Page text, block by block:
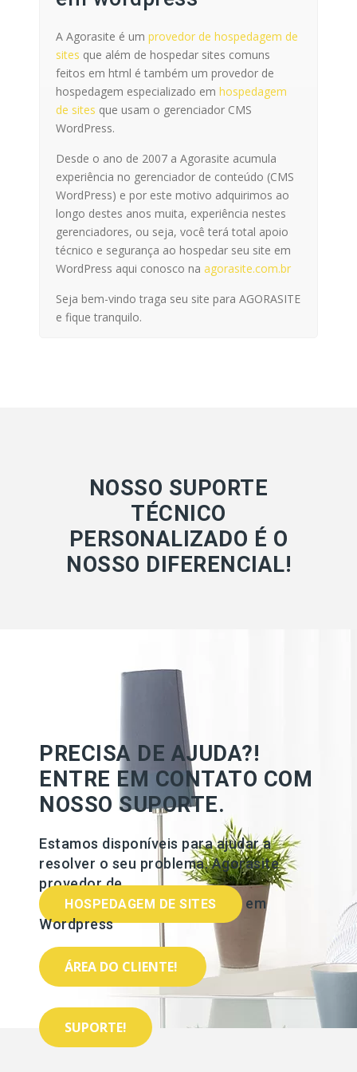
A Agorasite é um provedor de hospedagem de
sites que além de hospedar sites comuns
feitos em html é também um provedor de
hospedagem especializado em hospedagem
de sites que usam o gerenciador CMS
WordPress.
Desde o ano de 2007 a Agorasite acumula
experiência no gerenciador de conteúdo (CMS
WordPress) e por este motivo adquirimos ao
longo destes anos muita, experiência nestes
gerenciadores, ou seja, você terá total apoio
técnico e segurança ao hospedar seu site em
WordPress aqui conosco na agorasite.com.br
Seja bem-vindo traga seu site para AGORASITE
e fique tranquilo.
NOSSO SUPORTE
TÉCNICO
PERSONALIZADO É O
NOSSO DIFERENCIAL!
PRECISA DE AJUDA?!
ENTRE EM CONTATO COM
NOSSO SUPORTE.
Estamos disponíveis para ajudar a
resolver o seu problema. Agorasite
provedor de
HOSPEDAGEM DE SITES
em
Wordpress
ÁREA DO CLIENTE!
SUPORTE!